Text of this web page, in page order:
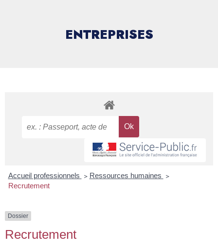
ENTREPRISES
Accueil professionnels > Ressources humaines >
Recrutement
Dossier
Recrutement